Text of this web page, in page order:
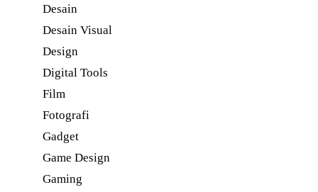
Desain
Desain Visual
Design
Digital Tools
Film
Fotografi
Gadget
Game Design
Gaming